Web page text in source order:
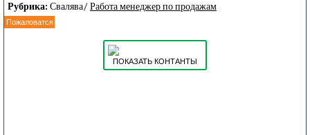
Рубрика: Свалява/ Работа менеджер по продажам
Пожаловатся
ПОКАЗАТЬ КОНТАНТЫ